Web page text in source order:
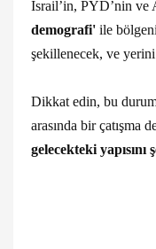
İsrail’in, PYD’nin ve
demografi' ile
şekillenecek, ve yerini
Dikkat edin, bu
arasında bir çatışma
gelecekteki